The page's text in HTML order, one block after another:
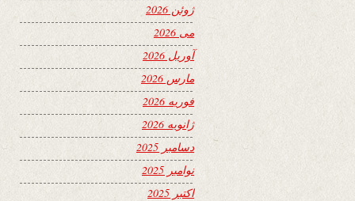
ژوئن 2026
می 2026
آوریل 2026
مارس 2026
فوریه 2026
ژانویه 2026
دسامبر 2025
نوامبر 2025
اکتبر 2025